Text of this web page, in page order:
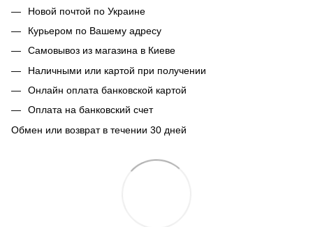
Новой почтой по Украине
Курьером по Вашему адресу
Самовывоз из магазина в Киеве
Наличными или картой при получении
Онлайн оплата банковской картой
Оплата на банковский счет
Обмен или возврат в течении 30 дней